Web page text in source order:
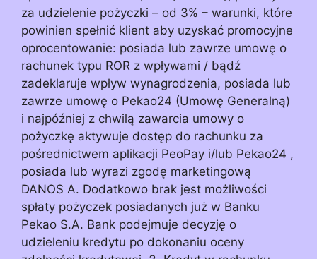
za udzielenie pożyczki – od 3% – warunki, które
powinien spełnić klient aby uzyskać promocyjne
oprocentowanie: posiada lub zawrze umowę o
rachunek typu ROR z wpływami / bądź
zadeklaruje wpływ wynagrodzenia, posiada lub
zawrze umowę o Pekao24 (Umowę Generalną)
i najpóźniej z chwilą zawarcia umowy o
pożyczkę aktywuje dostęp do rachunku za
pośrednictwem aplikacji PeoPay i/lub Pekao24 ,
posiada lub wyrazi zgodę marketingową
DANOS A. Dodatkowo brak jest możliwości
spłaty pożyczek posiadanych już w Banku
Pekao S.A. Bank podejmuje decyzję o
udzieleniu kredytu po dokonaniu oceny